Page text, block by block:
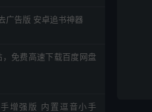
广告版 安卓追书神器
免费高速下载百度网盘
增强版 内置逗音小手